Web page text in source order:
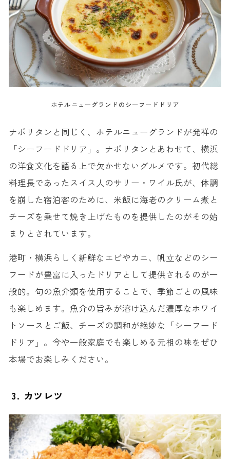
ホテルニューグランドのシーフードドリア
ナポリタンと同じく、ホテルニューグランドが発祥の
「シーフードドリア」。ナポリタンとあわせて、横浜
の洋食文化を語る上で欠かせないグルメです。初代総
料理長であったスイス人のサリー・ワイル氏が、体調
を崩した宿泊客のために、米飯に海老のクリーム煮と
チーズを乗せて焼き上げたものを提供したのがその始
まりとされています。
港町・横浜らしく新鮮なエビやカニ、帆立などのシー
フードが豊富に入ったドリアとして提供されるのが一
般的。旬の魚介類を使用することで、季節ごとの風味
も楽しめます。魚介の旨みが溶け込んだ濃厚なホワイ
トソースとご飯、チーズの調和が絶妙な「シーフード
ドリア」。今や一般家庭でも楽しめる元祖の味をぜひ
本場でお楽しみください。
3. カツレツ